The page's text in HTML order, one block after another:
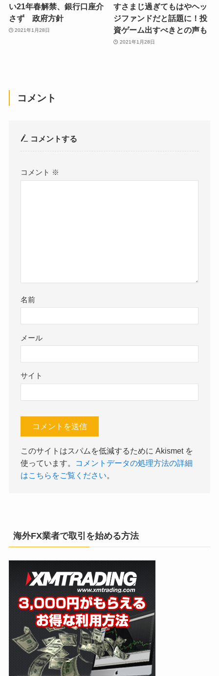
い21年春解禁、銀行口座介
さず 政府方針
2021年1月28日
すさまじ過ぎてもはやヘッ
ジファンドだと話題に！投
資ゲーム出すべきとの声も
2021年1月28日
コメント
コメントする
コメント ※
名前
メール
サイト
このサイトはスパムを低減するために Akismet を
使っています。
コメントデータの処理方法の詳細
はこちらをご覧ください。
海外FX業者で取引を始める方法